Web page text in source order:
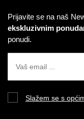
Prijavite se na naš
ekskluzivnim
ponudi.
Slažem se s